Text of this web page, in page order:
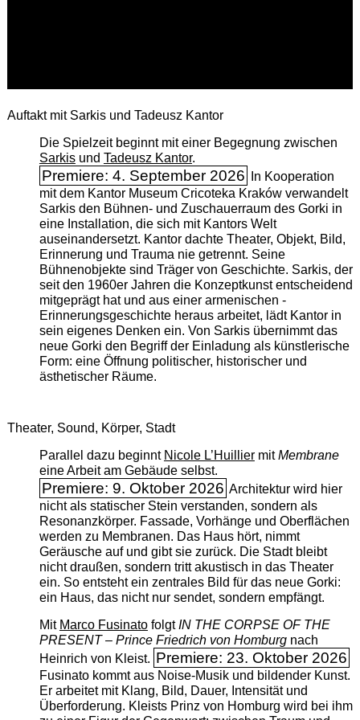
Auftakt mit Sarkis und Tadeusz Kantor
Die Spielzeit beginnt mit einer Begegnung zwischen
Sarkisund Tadeusz Kantor.
Premiere: 4. September 2026
In Kooperation
mit dem Kantor Museum Cricoteka Kraków verwandelt
Sarkis den Bühnen- und Zuschauerraum des Gorki in
eine Installation, die sich mit Kantors Welt
auseinandersetzt. Kantor dachte Theater, Objekt, Bild,
Erinnerung und Trauma nie getrennt. Seine
Bühnenobjekte sind Träger von Geschichte. Sarkis, der
seit den 1960er Jahren die Konzeptkunst entscheidend
mitgeprägt hat und aus einer armenischen ­
Erinnerungsgeschichte heraus arbeitet, lädt Kantor in
sein eigenes Denken ein. Von Sarkis übernimmt das
neue Gorki den Begriff der Einladung als künstlerische
Form: eine Öffnung politischer, historischer und
ästhetischer Räume.
Theater, Sound, Körper, Stadt
Parallel dazu beginnt Nicole L’Huilliermit ­Membrane
eine Arbeit am Gebäude selbst.
Premiere: 9. Oktober 2026 Architektur wird hier
nicht als statischer Stein verstanden, sondern als
Resonanzkörper. Fassade, Vorhänge und Oberflächen
werden zu Membranen. Das Haus hört, nimmt
Geräusche auf und gibt sie zurück. Die Stadt bleibt
nicht draußen, sondern tritt akustisch in das Theater
ein. So entsteht ein zentrales Bild für das neue Gorki:
ein Haus, das nicht nur sendet, sondern empfängt.
Mit Marco FusinatofolgtIN THE CORPSE OF THE
PRESENT – Prince Friedrich von Homburgnach
Heinrich von Kleist. Premiere: 23. Oktober 2026
Fusinato kommt aus Noise-Musik und bildender Kunst.
Er arbeitet mit Klang, Bild, Dauer, Intensität und
Überforderung. Kleists Prinz von Homburg wird bei ihm